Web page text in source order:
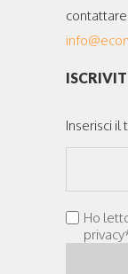
Inserisci il
Ho